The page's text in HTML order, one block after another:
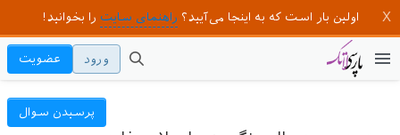
اولین بار است که به اینجا می‌آیید؟ راهنمای سایت را بخوانید!
ورود عضویت
پرسیدن سوال